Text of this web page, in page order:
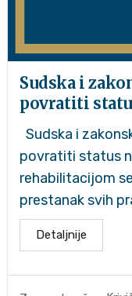
Sudska i
povratiti
Sudska i
povratiti status
rehabilitacijom
prestanak svih
Detaljnije